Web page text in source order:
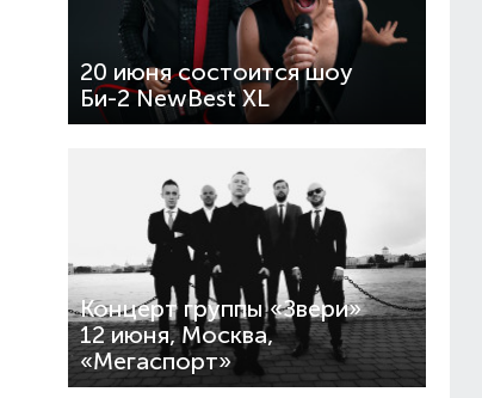
20 июня состоится шоу
Би-2 NewBest XL
Концерт группы «Звери»
12 июня, Москва,
«Мегаспорт»